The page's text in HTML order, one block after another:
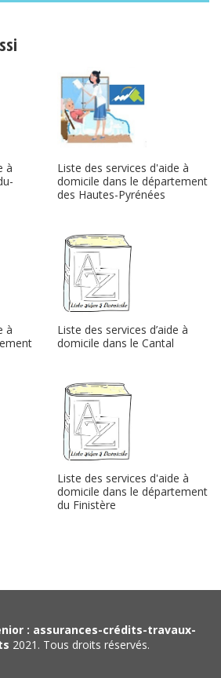
à
Liste des services d'aide à
domicile dans le département
des Hautes-Pyrénées
à
Liste des services d’aide à
domicile dans le Cantal
Liste des services d'aide à
domicile dans le département
du Finistère
: assurances-crédits-travaux-
2021. Tous droits réservés.